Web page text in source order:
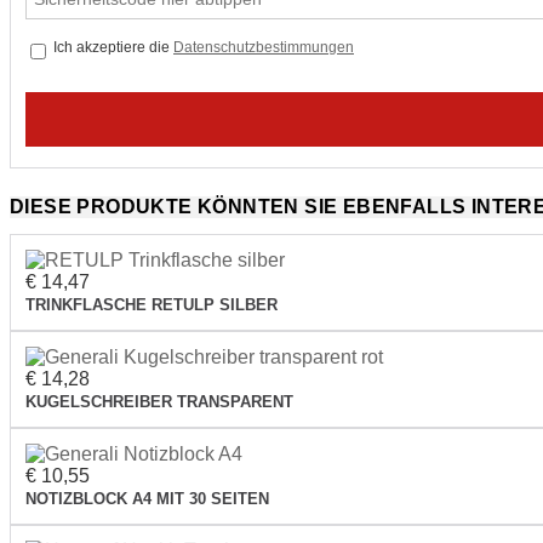
Ich akzeptiere die Datenschutzbestimmungen
DIESE PRODUKTE KÖNNTEN SIE EBENFALLS
€ 14,47
TRINKFLASCHE RETULP SILBER
€ 14,28
KUGELSCHREIBER TRANSPARENT
€ 10,55
NOTIZBLOCK A4 MIT 30 SEITEN